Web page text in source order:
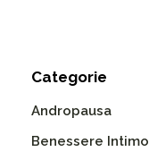
Categorie
Andropausa
Benessere Intimo